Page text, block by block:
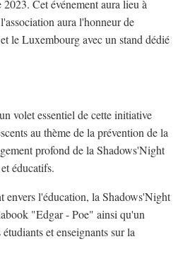
Cet événement aura lieu à
aura l'honneur de
le Luxembourg avec un stand dédié
volet essentiel de cette initiative
au thème de la prévention de la
profond de la Shadows'Night
éducatifs.
envers l'éducation, la Shadows'Night
"Edgar - Poe" ainsi qu'un
et enseignants sur la